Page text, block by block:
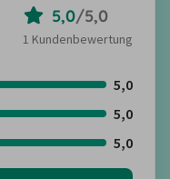
5,0/5,0
1 Kundenbewertung
5,0
5,0
5,0